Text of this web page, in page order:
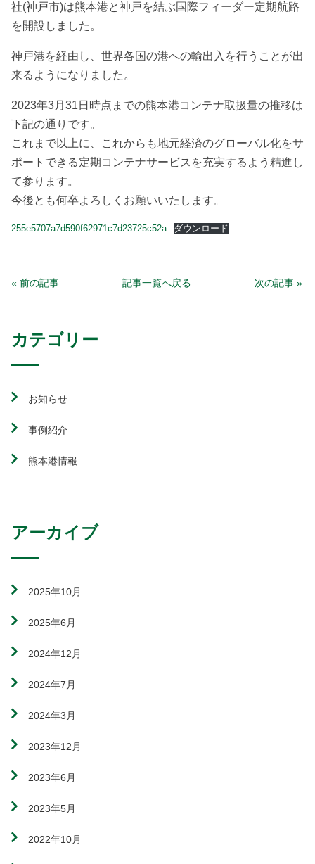
社(神戸市)は熊本港と神戸を結ぶ国際フィーダー定期航路
を開設しました。
神戸港を経由し、世界各国の港への輸出入を行うことが出
来るようになりました。
2023年3月31日時点までの熊本港コンテナ取扱量の推移は
下記の通りです。
これまで以上に、これからも地元経済のグローバル化をサ
ポートできる定期コンテナサービスを充実するよう精進し
て参ります。
今後とも何卒よろしくお願いいたします。
255e5707a7d590f62971c7d23725c52a ダウンロード
« 前の記事 記事一覧へ戻る 次の記事 »
カテゴリー
お知らせ
事例紹介
熊本港情報
アーカイブ
2025年10月
2025年6月
2024年12月
2024年7月
2024年3月
2023年12月
2023年6月
2023年5月
2022年10月